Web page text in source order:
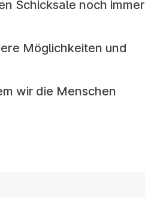
Schicksale noch immer
Möglichkeiten und
wir die Menschen